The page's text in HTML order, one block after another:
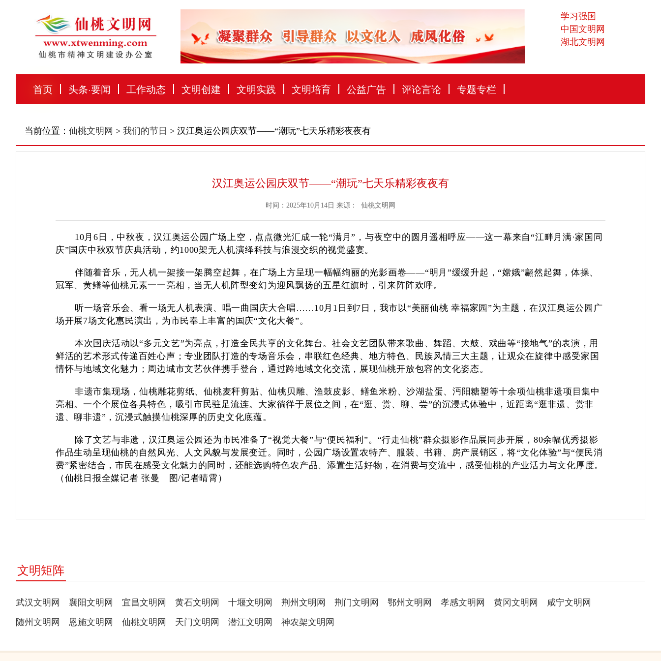
学习强国
中国文明网
湖北文明网
首页 头条·要闻 工作动态 文明创建 文明实践 文明培育 公益广告 评论言论 专题专栏
当前位置： 仙桃文明网 > 我们的节日 > 汉江奥运公园庆双节——“潮玩”七天乐精彩夜夜有
汉江奥运公园庆双节——“潮玩”七天乐精彩夜夜有
时间：2025年10月14日 来源： 仙桃文明网
10月6 日，中秋夜，汉江奥运公园广场上空，点点微光汇成一轮“满月”，与夜空中的圆月遥相呼应——这一幕来自“江畔月满·家国同
庆”国庆中秋双节庆典活动，约1000架无人机演绎科技与浪漫交织的视觉盛宴。
伴随着音乐，无人机一架接一架腾空起舞，在广场上方呈现一幅幅绚丽的光影画卷——“明月”缓缓升起，“嫦娥”翩然起舞，体操、
冠军、黄鳝等仙桃元素一一亮相，当无人机阵型变幻为迎风飘扬的五星红旗时，引来阵阵欢呼。
听一场音乐会、看一场无人机表演、唱一曲国庆大合唱 …… 10月 1 日到 7 日，我市以“美丽仙桃 幸福家园”为主题，在汉江奥运公园广
场开展7场文化惠民演出，为市民奉上丰富的国庆“文化大餐”。
本次国庆活动以“多元文艺”为亮点，打造全民共享的文化舞台。社会文艺团队带来歌曲、舞蹈、大鼓、戏曲等“接地气”的表演，用
鲜活的艺术形式传递百姓心声；专业团队打造的专场音乐会，串联红色经典、地方特色、民族风情三大主题，让观众在旋律中感受家国
情怀与地域文化魅力；周边城市文艺伙伴携手登台，通过跨地域文化交流，展现仙桃开放包容的文化姿态。
非遗市集现场，仙桃雕花剪纸、仙桃麦秆剪贴、仙桃贝雕、渔鼓皮影、鳝鱼米粉、沙湖盐蛋、沔阳糖塑等十余项仙桃非遗项目集中
亮相。一个个展位各具特色，吸引市民驻足流连。大家徜徉于展位之间，在“逛、赏、聊、尝”的沉浸式体验中，近距离“逛非遗、赏非
遗、聊非遗”，沉浸式触摸仙桃深厚的历史文化底蕴。
除了文艺与非遗，汉江奥运公园还为市民准备了“视觉大餐”与“便民福利”。“行走仙桃”群众摄影作品展同步开展， 80余幅优秀摄影
作品生动呈现仙桃的自然风光、人文风貌与发展变迁。同时，公园广场设置农特产、服装、书籍、房产展销区，将“文化体验”与“便民消
费”紧密结合，市民在感受文化魅力的同时，还能选购特色农产品、添置生活好物，在消费与交流中，感受仙桃的产业活力与文化厚度。
（仙桃日报全媒记者 张曼 图/记者晴霄）
文明矩阵
武汉文明网 襄阳文明网 宜昌文明网 黄石文明网 十堰文明网 荆州文明网 荆门文明网 鄂州文明网 孝感文明网 黄冈文明网
咸宁文明网
随州文明网
恩施文明网 仙桃文明网 天门文明网 潜江文明网 神农架文明网